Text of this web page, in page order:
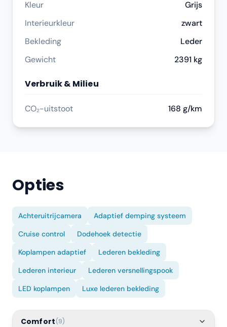
Kleur
Grijs
Interieurkleur
zwart
Bekleding
Leder
Gewicht
2391 kg
Verbruik & Milieu
CO₂-uitstoot 168 g/km
Opties
Achteruitrijcamera
Adaptief demping systeem
Cruise control
Dodehoek detectie
Koplampen adaptief
Lederen bekleding
Lederen interieur
Lederen versnellingspook
LED koplampen
Luxe lederen bekleding
Comfort(9)